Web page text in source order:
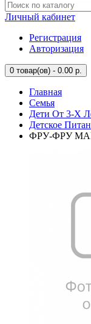
Личный кабинет
Регистрация
Авторизация
0 товар(ов) - 0.00 р.
Главная
Семья
Дети От 3-Х
Детское
ФРУ-ФРУ